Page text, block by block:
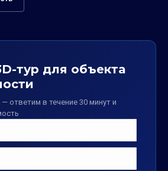
тур для объекта
ответим в течение 30 минут и